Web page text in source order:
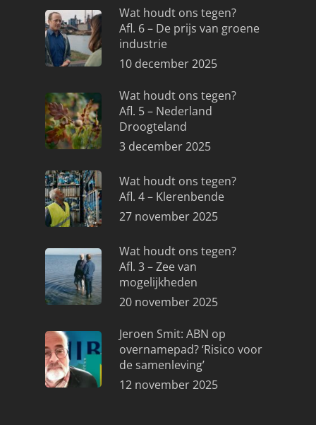
Wat houdt ons tegen?
Afl. 6 – De prijs van groene
industrie
10 december 2025
Wat houdt ons tegen?
Afl. 5 – Nederland
Droogteland
3 december 2025
Wat houdt ons tegen?
Afl. 4 – Klerenbende
27 november 2025
Wat houdt ons tegen?
Afl. 3 – Zee van
mogelijkheden
20 november 2025
Jeroen Smit: ABN op
overnamepad? ‘Risico voor
de samenleving’
12 november 2025